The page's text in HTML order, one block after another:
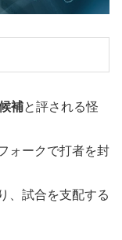
補と評される怪
ォークで打者を封
、試合を支配する